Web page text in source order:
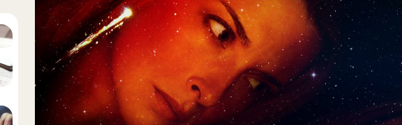
تقویم رومیزی
تقویم دیواری